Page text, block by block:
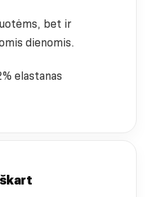
bet ir
dienomis.
elastanas